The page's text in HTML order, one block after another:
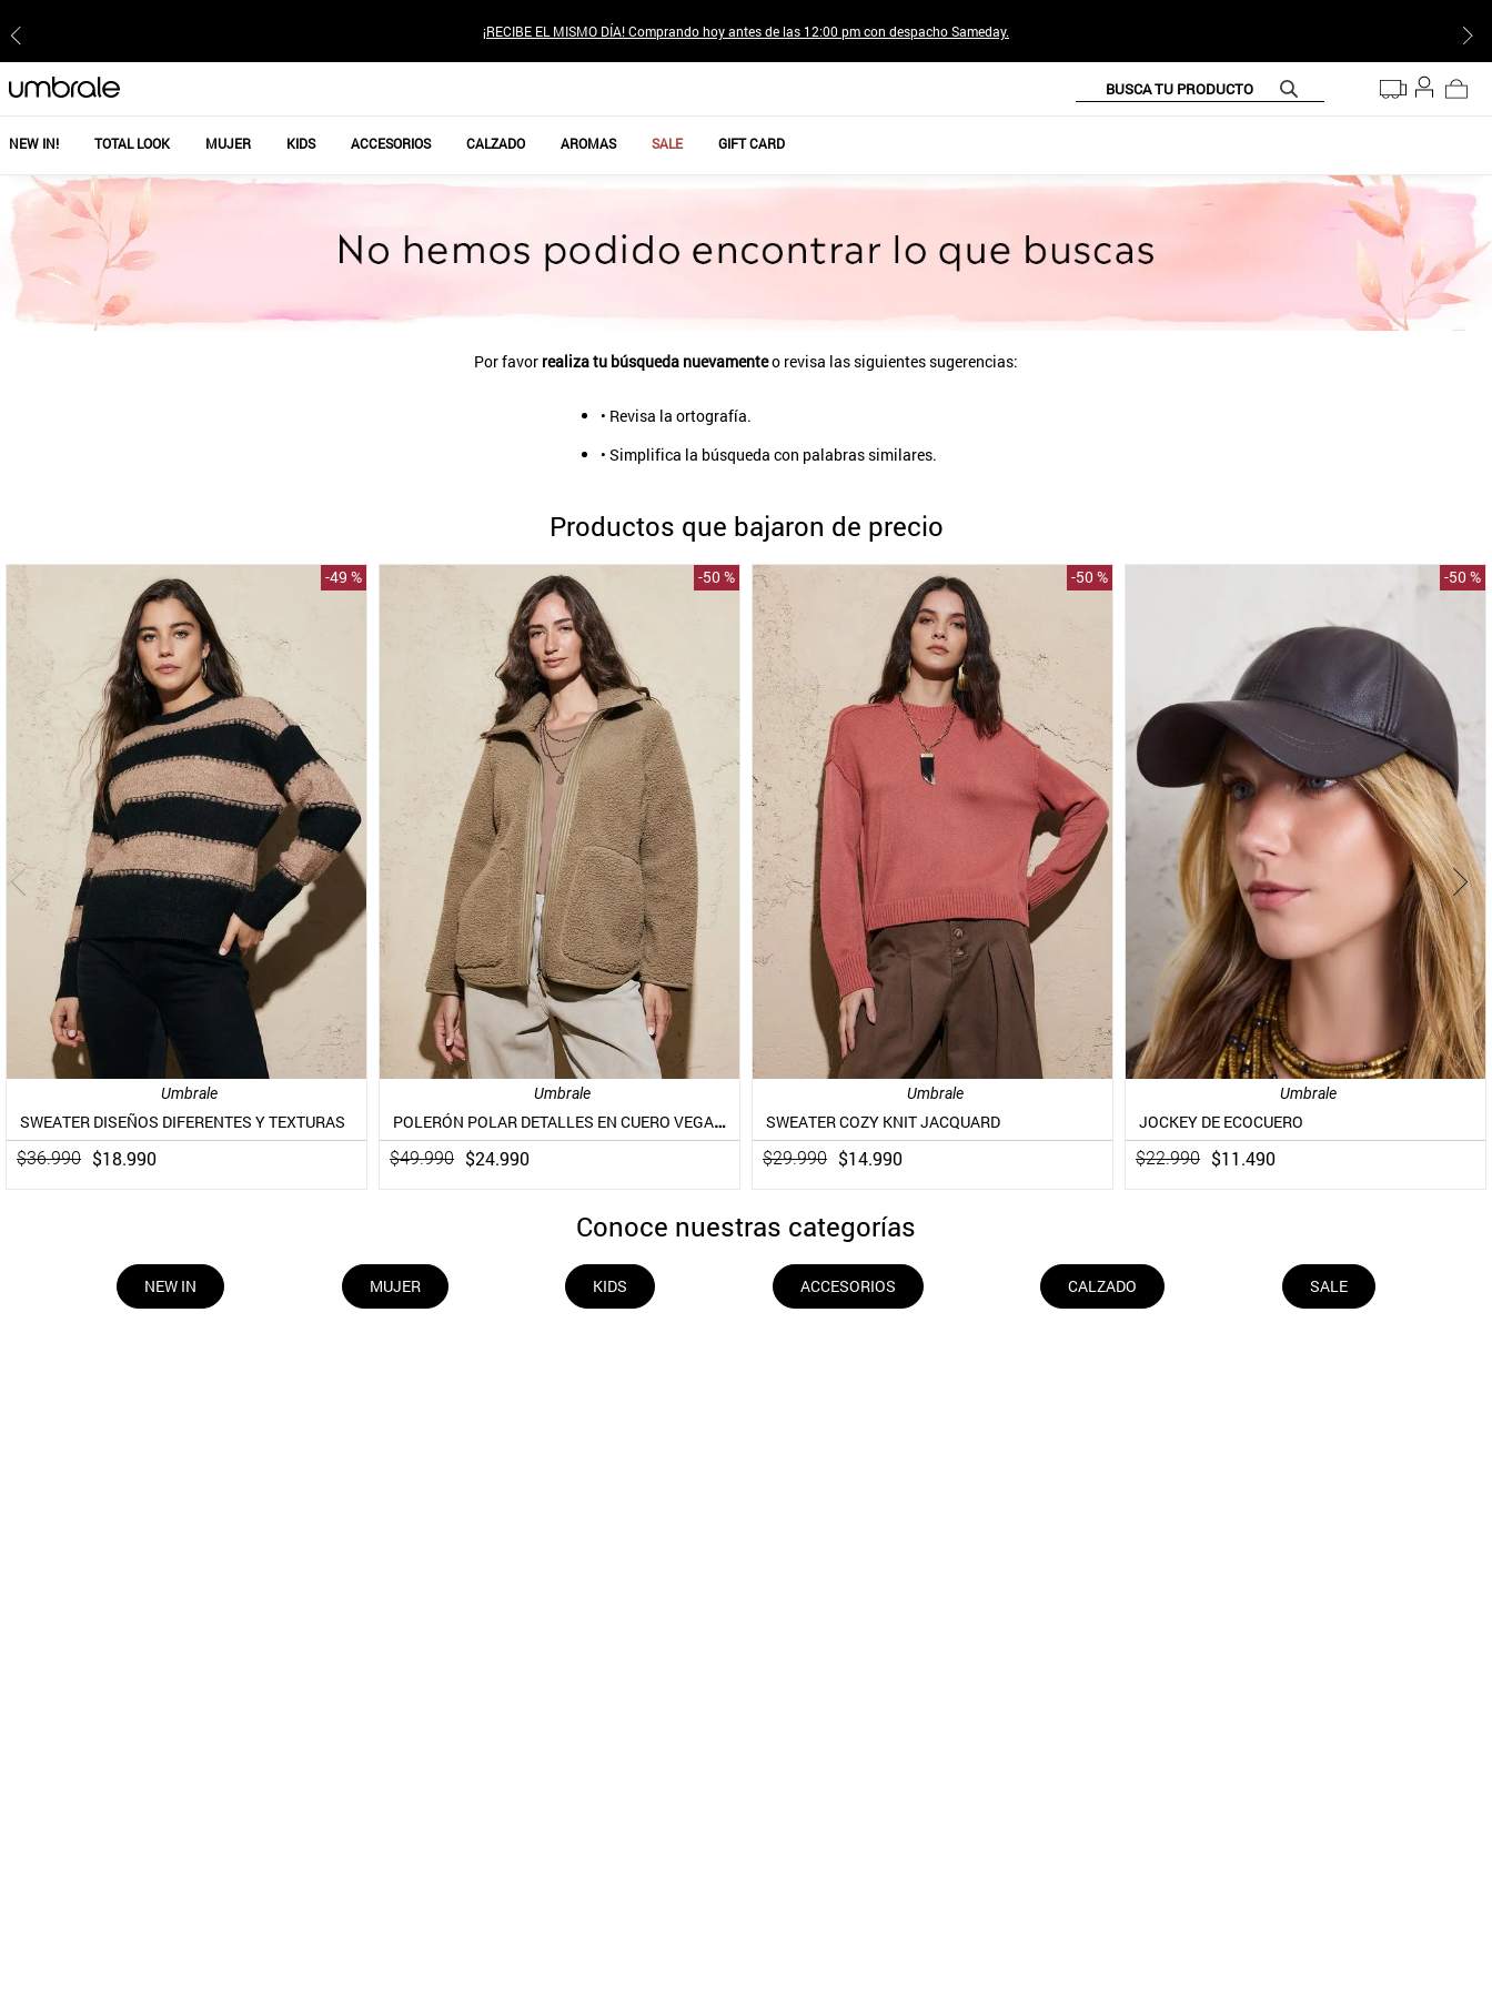
¡RECIBE EL MISMO DÍA! Comprando hoy antes de las 12:00 pm con despacho Sameday.
BUSCA TU PRODUCTO
NEW IN! TOTAL LOOK MUJER KIDS ACCESORIOS CALZADO AROMAS SALE GIFT CARD
Por favor realiza tu búsqueda nuevamenteo revisa las siguientes sugerencias:
• Revisa la ortografía.
• Simplifica la búsqueda con palabras similares.
Productos que bajaron de precio
-49 %
Umbrale
SWEATER DISEÑOS DIFERENTES Y TEXTURAS
$36.990 $18.990
-50 %
Umbrale
POLERÓN POLAR DETALLES EN CUERO VEGANO
$49.990 $24.990
-50 %
Umbrale
SWEATER COZY KNIT JACQUARD
$29.990 $14.990
-50 %
Umbrale
JOCKEY DE ECOCUERO
$22.990 $11.490
Conoce nuestras categorías
NEW IN MUJER KIDS ACCESORIOS CALZADO SALE
.
poleras mujer
6 .
botin
aros